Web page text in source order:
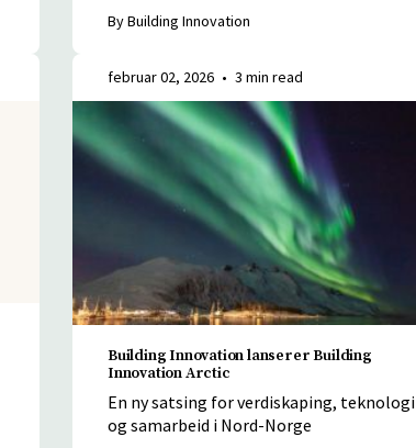
By Building Innovation
februar 02, 2026 • 3 min read
Building Innovation lanserer Building
Innovation Arctic
En ny satsing for verdiskaping, teknologi
og samarbeid i Nord-Norge